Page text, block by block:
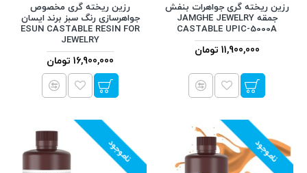
رزین ریخته گری جواهرات بنفش
جمقه JAMGHE JEWELRY
CASTABLE UPIC-5000A
11,900,000 تومان
رزین ریخته گری مخصوص
جواهرسازی رنگ سبز برند ایسان
ESUN CASTABLE RESIN FOR
JEWELRY
16,900,000 تومان
ناموجود ناموجود